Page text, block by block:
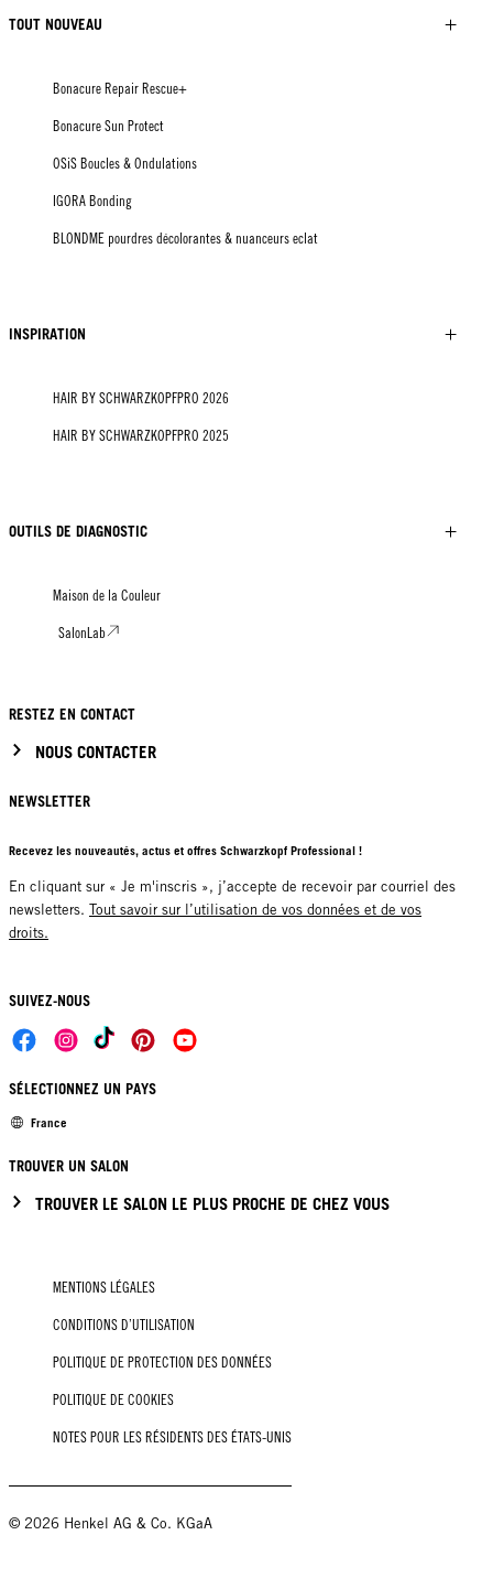
TOUT NOUVEAU
Bonacure Repair Rescue+
Bonacure Sun Protect
OSiS Boucles & Ondulations
IGORA Bonding
BLONDME pourdres décolorantes & nuanceurs eclat
INSPIRATION
HAIR BY SCHWARZKOPFPRO 2026
HAIR BY SCHWARZKOPFPRO 2025
OUTILS DE DIAGNOSTIC
Maison de la Couleur
SalonLab
RESTEZ EN CONTACT
NOUS CONTACTER
NEWSLETTER
Recevez les nouveautés, actus et offres Schwarzkopf Professional !
En cliquant sur « Je m'inscris », j’accepte de recevoir par courriel des
newsletters. Tout savoir sur l’utilisation de vos données et de vos
droits.
SUIVEZ-NOUS
SÉLECTIONNEZ UN PAYS
France
TROUVER UN SALON
TROUVER LE SALON LE PLUS PROCHE DE CHEZ VOUS
MENTIONS LÉGALES
CONDITIONS D’UTILISATION
POLITIQUE DE PROTECTION DES DONNÉES
POLITIQUE DE COOKIES
NOTES POUR LES RÉSIDENTS DES ÉTATS-UNIS
© 2026 Henkel AG & Co. KGaA